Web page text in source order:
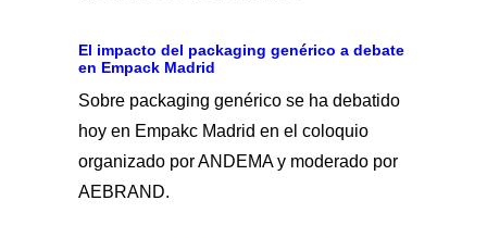
El impacto del packaging genérico a debate
en Empack Madrid
Sobre packaging genérico se ha debatido
hoy en Empakc Madrid en el coloquio
organizado por ANDEMA y moderado por
AEBRAND.